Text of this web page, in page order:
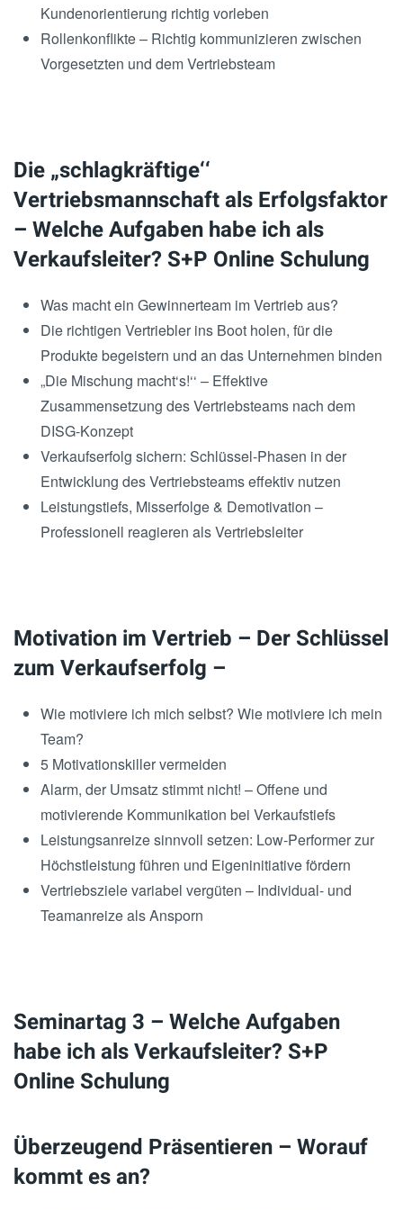
Kundenorientierung richtig vorleben
Rollenkonflikte – Richtig kommunizieren zwischen
Vorgesetzten und dem Vertriebsteam
Die „schlagkräftige‘‘
Vertriebsmannschaft als Erfolgsfaktor
– Welche Aufgaben habe ich als
Verkaufsleiter? S+P Online Schulung
Was macht ein Gewinnerteam im Vertrieb aus?
Die richtigen Vertriebler ins Boot holen, für die
Produkte begeistern und an das Unternehmen binden
„Die Mischung macht‘s!‘‘ – Effektive
Zusammensetzung des Vertriebsteams nach dem
DISG-Konzept
Verkaufserfolg sichern: Schlüssel-Phasen in der
Entwicklung des Vertriebsteams effektiv nutzen
Leistungstiefs, Misserfolge & Demotivation –
Professionell reagieren als Vertriebsleiter
Motivation im Vertrieb – Der Schlüssel
zum Verkaufserfolg –
Wie motiviere ich mich selbst? Wie motiviere ich mein
Team?
5 Motivationskiller vermeiden
Alarm, der Umsatz stimmt nicht! – Offene und
motivierende Kommunikation bei Verkaufstiefs
Leistungsanreize sinnvoll setzen: Low-Performer zur
Höchstleistung führen und Eigeninitiative fördern
Vertriebsziele variabel vergüten – Individual- und
Teamanreize als Ansporn
Seminartag 3 – Welche Aufgaben
habe ich als Verkaufsleiter? S+P
Online Schulung
Überzeugend Präsentieren – Worauf
kommt es an?